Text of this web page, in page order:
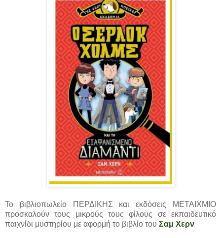
Το βιβλιοπωλείο ΠΕΡΔΙΚΗΣ και εκδόσεις ΜΕΤΑΙΧΜΙΟ
προσκαλούν τους μικρούς τους φίλους σε εκπαιδευτικό
παιχνίδι μυστηρίου με αφορμή το βιβλίο του Σαμ Χερν